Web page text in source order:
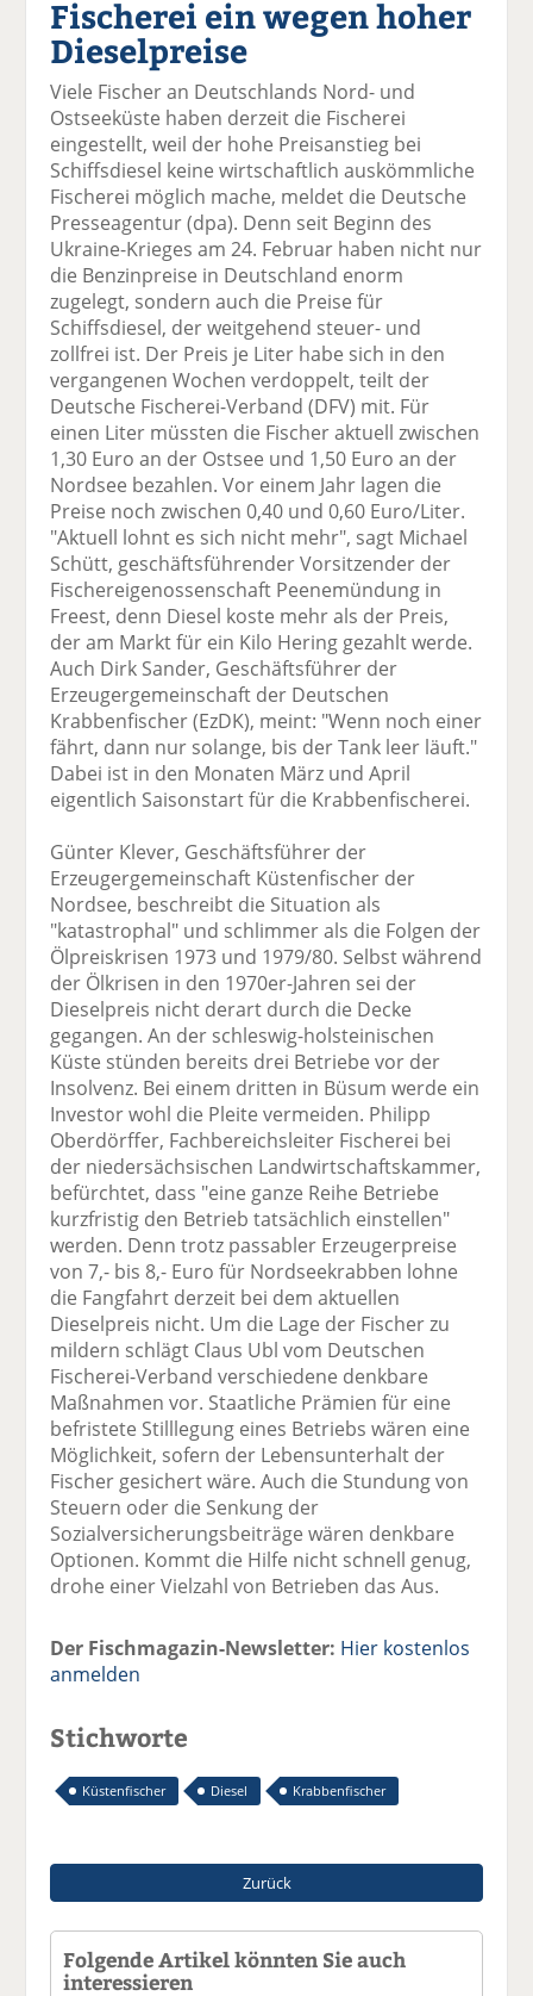
el
a
F
ac
e
b
o
o
k
te
il
e
n
el
t
tt
er
n
el
a
Li
k
e
di
n
te
n
el
p
l
v
se
n
el
D
Fischerei ein wegen hoher
Dieselpreise
Viele Fischer an Deutschlands Nord- und
Ostseeküste haben derzeit die Fischerei
eingestellt, weil der hohe Preisanstieg bei
Schiffsdiesel keine wirtschaftlich auskömmliche
Fischerei möglich mache, meldet die Deutsche
Presseagentur (dpa). Denn seit Beginn des
Ukraine-Krieges am 24. Februar haben nicht nur
die Benzinpreise in Deutschland enorm
zugelegt, sondern auch die Preise für
Schiffsdiesel, der weitgehend steuer- und
zollfrei ist. Der Preis je Liter habe sich in den
vergangenen Wochen verdoppelt, teilt der
Deutsche Fischerei-Verband (DFV) mit. Für
einen Liter müssten die Fischer aktuell zwischen
1,30 Euro an der Ostsee und 1,50 Euro an der
Nordsee bezahlen. Vor einem Jahr lagen die
Preise noch zwischen 0,40 und 0,60 Euro/Liter.
"Aktuell lohnt es sich nicht mehr", sagt Michael
Schütt, geschäftsführender Vorsitzender der
Fischereigenossenschaft Peenemündung in
Freest, denn Diesel koste mehr als der Preis,
der am Markt für ein Kilo Hering gezahlt werde.
Auch Dirk Sander, Geschäftsführer der
Erzeugergemeinschaft der Deutschen
Krabbenfischer (EzDK), meint: "Wenn noch einer
fährt, dann nur solange, bis der Tank leer läuft."
Dabei ist in den Monaten März und April
eigentlich Saisonstart für die Krabbenfischerei.
Günter Klever, Geschäftsführer der
Erzeugergemeinschaft Küstenfischer der
Nordsee, beschreibt die Situation als
"katastrophal" und schlimmer als die Folgen der
Ölpreiskrisen 1973 und 1979/80. Selbst während
der Ölkrisen in den 1970er-Jahren sei der
Dieselpreis nicht derart durch die Decke
gegangen. An der schleswig-holsteinischen
Küste stünden bereits drei Betriebe vor der
Insolvenz. Bei einem dritten in Büsum werde ein
Investor wohl die Pleite vermeiden. Philipp
Oberdörffer, Fachbereichsleiter Fischerei bei
der niedersächsischen Landwirtschaftskammer,
befürchtet, dass "eine ganze Reihe Betriebe
kurzfristig den Betrieb tatsächlich einstellen"
werden. Denn trotz passabler Erzeugerpreise
von 7,- bis 8,- Euro für Nordseekrabben lohne
die Fangfahrt derzeit bei dem aktuellen
Dieselpreis nicht. Um die Lage der Fischer zu
mildern schlägt Claus Ubl vom Deutschen
Fischerei-Verband verschiedene denkbare
Maßnahmen vor. Staatliche Prämien für eine
befristete Stilllegung eines Betriebs wären eine
Möglichkeit, sofern der Lebensunterhalt der
Fischer gesichert wäre. Auch die Stundung von
Steuern oder die Senkung der
Sozialversicherungsbeiträge wären denkbare
Optionen. Kommt die Hilfe nicht schnell genug,
drohe einer Vielzahl von Betrieben das Aus.
Der Fischmagazin-Newsletter: Hier kostenlos
anmelden
Stichworte
Küstenfischer Diesel Krabbenfischer
Zurück
Folgende Artikel könnten Sie auch
interessieren